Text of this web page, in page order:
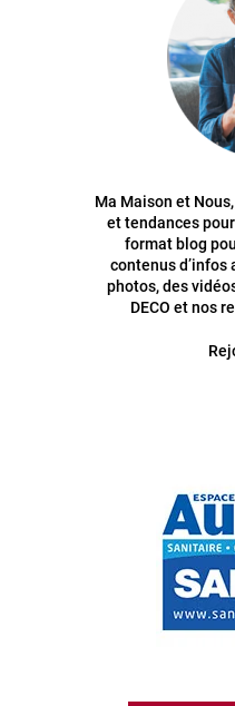
Ma Maison et
et tendances
format blog
contenus d’infos
photos, des
DECO et nos